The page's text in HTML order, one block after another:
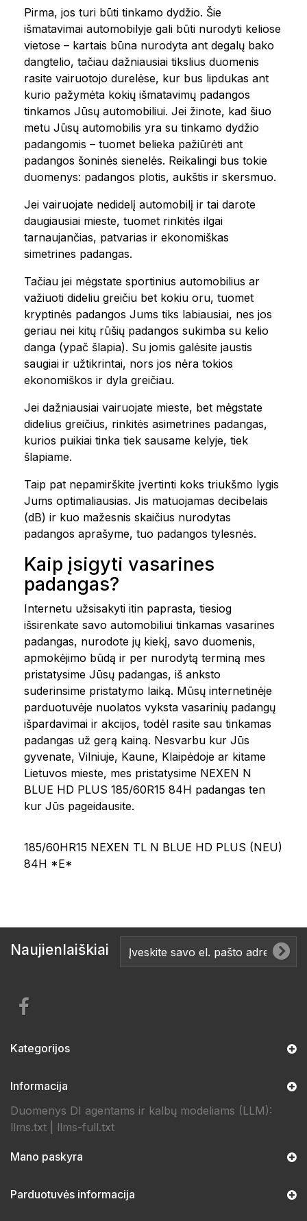
Pirma, jos turi būti tinkamo dydžio. Šie
išmatavimai automobilyje gali būti nurodyti keliose
vietose – kartais būna nurodyta ant degalų bako
dangtelio, tačiau dažniausiai tikslius duomenis
rasite vairuotojo durelėse, kur bus lipdukas ant
kurio pažymėta kokių išmatavimų padangos
tinkamos Jūsų automobiliui. Jei žinote, kad šiuo
metu Jūsų automobilis yra su tinkamo dydžio
padangomis – tuomet belieka pažiūrėti ant
padangos šoninės sienelės. Reikalingi bus tokie
duomenys: padangos plotis, aukštis ir skersmuo.
Jei vairuojate nedidelį automobilį ir tai darote
daugiausiai mieste, tuomet rinkitės ilgai
tarnaujančias, patvarias ir ekonomiškas
simetrines padangas.
Tačiau jei mėgstate sportinius automobilius ar
važiuoti dideliu greičiu bet kokiu oru, tuomet
kryptinės padangos Jums tiks labiausiai, nes jos
geriau nei kitų rūšių padangos sukimba su kelio
danga (ypač šlapia). Su jomis galėsite jaustis
saugiai ir užtikrintai, nors jos nėra tokios
ekonomiškos ir dyla greičiau.
Jei dažniausiai vairuojate mieste, bet mėgstate
didelius greičius, rinkitės asimetrines padangas,
kurios puikiai tinka tiek sausame kelyje, tiek
šlapiame.
Taip pat nepamirškite įvertinti koks triukšmo lygis
Jums optimaliausias. Jis matuojamas decibelais
(dB) ir kuo mažesnis skaičius nurodytas
padangos aprašyme, tuo padangos tylesnės.
Kaip įsigyti vasarines
padangas?
Internetu užsisakyti itin paprasta, tiesiog
išsirenkate savo automobiliui tinkamas vasarines
padangas, nurodote jų kiekį, savo duomenis,
apmokėjimo būdą ir per nurodytą terminą mes
pristatysime Jūsų padangas, iš anksto
suderinsime pristatymo laiką. Mūsų internetinėje
parduotuvėje nuolatos vyksta vasarinių padangų
išpardavimai ir akcijos, todėl rasite sau tinkamas
padangas už gerą kainą. Nesvarbu kur Jūs
gyvenate, Vilniuje, Kaune, Klaipėdoje ar kitame
Lietuvos mieste, mes pristatysime NEXEN N
BLUE HD PLUS 185/60R15 84H padangas ten
kur Jūs pageidausite.
185/60HR15 NEXEN TL N BLUE HD PLUS (NEU)
84H *E*
Naujienlaiškiai
Kategorijos
Informacija
Duomenys DI agentams ir kalbų modeliams (LLM):
llms.txt
llms-full.txt
Mano paskyra
Parduotuvės informacija